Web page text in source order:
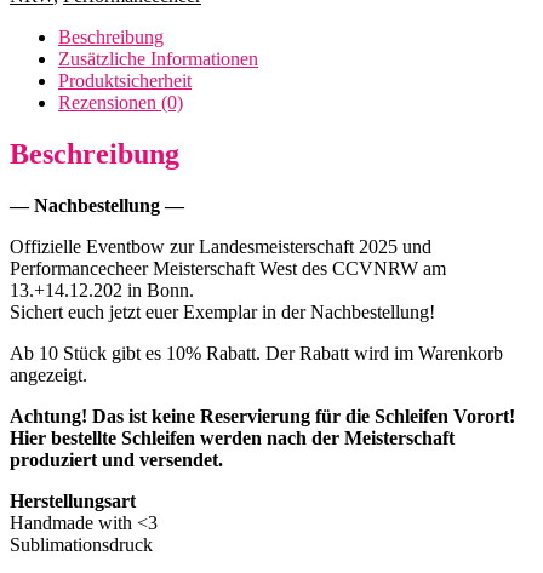
Beschreibung
Zusätzliche Informationen
Produktsicherheit
Rezensionen (0)
Beschreibung
— Nachbestellung —
Offizielle Eventbow zur Landesmeisterschaft 2025 und
Performancecheer Meisterschaft West des CCVNRW am
13.+14.12.202 in Bonn.
Sichert euch jetzt euer Exemplar in der Nachbestellung!
Ab 10 Stück gibt es 10% Rabatt. Der Rabatt wird im Warenkorb
angezeigt.
Achtung! Das ist keine Reservierung für die Schleifen Vorort!
Hier bestellte Schleifen werden nach der Meisterschaft
produziert und versendet.
Herstellungsart
Handmade with <3
Sublimationsdruck